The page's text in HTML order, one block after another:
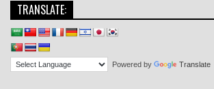
TRANSLATE:
Powered by Translate